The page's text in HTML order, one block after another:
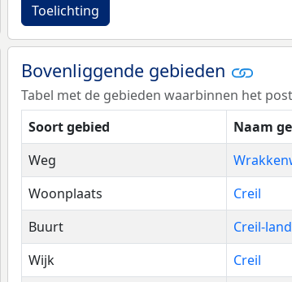
Toelichting
Bovenliggende gebieden
Tabel met de gebieden waarbinnen het
Soort gebied
Naam
Weg
Woonplaats
Creil
Buurt
Creil-
Wijk
Creil